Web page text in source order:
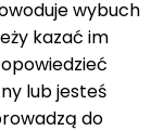
wybuch
kazać im
lub jesteś
do